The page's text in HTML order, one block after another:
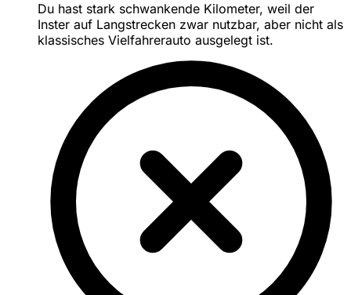
Du hast stark schwankende Kilometer, weil der
Inster auf Langstrecken zwar nutzbar, aber nicht als
klassisches Vielfahrerauto ausgelegt ist.